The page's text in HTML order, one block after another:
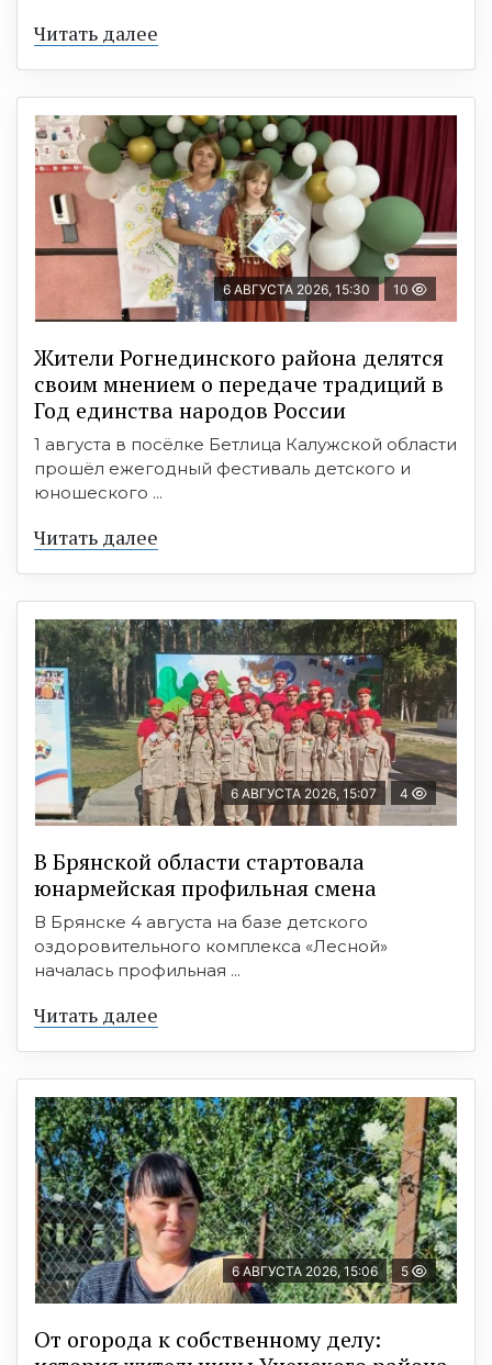
Читать далее
6 АВГУСТА 2026, 15:30 10
Жители Рогнединского района делятся
своим мнением о передаче традиций в
Год единства народов России
1 августа в посёлке Бетлица Калужской области
прошёл ежегодный фестиваль детского и
юношеского ...
Читать далее
6 АВГУСТА 2026, 15:07 4
В Брянской области стартовала
юнармейская профильная смена
В Брянске 4 августа на базе детского
оздоровительного комплекса «Лесной»
началась профильная ...
Читать далее
6 АВГУСТА 2026, 15:06 5
От огорода к собственному делу: